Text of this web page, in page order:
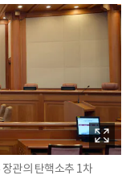
관의 탄핵소추 1차